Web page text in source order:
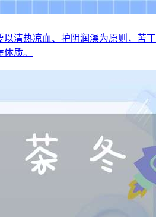
清热凉血、护阴润澡为原则，苦
质。